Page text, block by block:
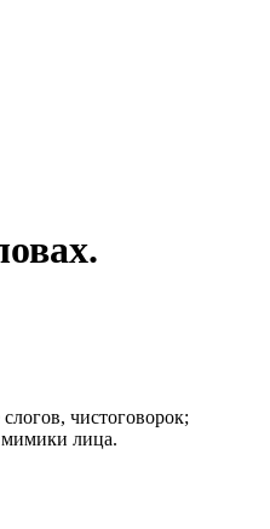
чистоговорок;
мимики лица.